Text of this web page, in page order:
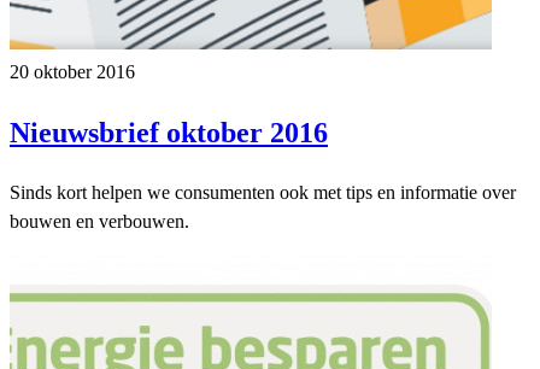
20 oktober 2016
Nieuwsbrief oktober 2016
Sinds kort helpen we consumenten ook met tips en informatie over
bouwen en verbouwen.